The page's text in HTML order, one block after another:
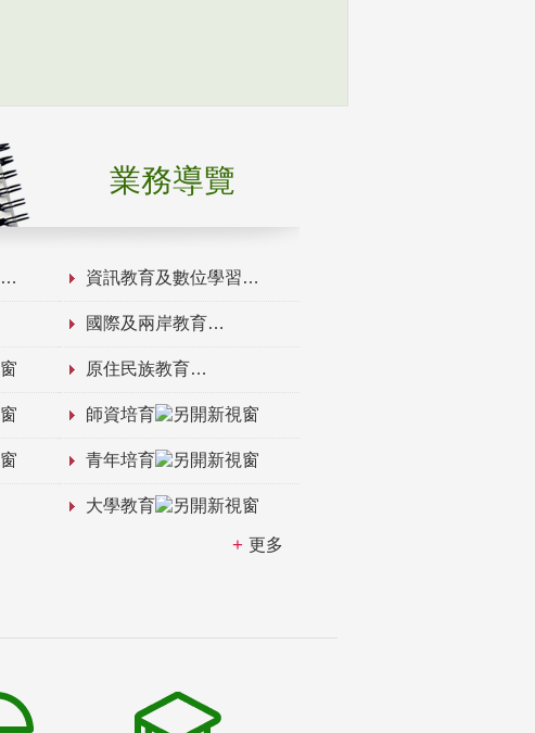
業務導覽
資訊教育及數位學習
國際及兩岸教育
原住民族教育
師資培育
青年培育
大學教育
更多